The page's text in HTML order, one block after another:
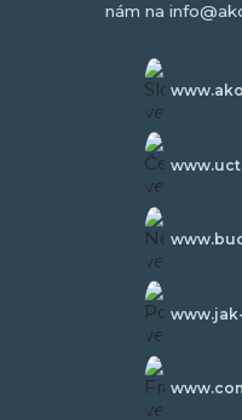
nám na